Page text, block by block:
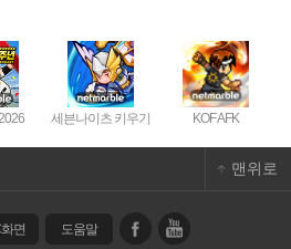
수 있도록 도와주실거죠?
돼요!
하게 살수 있도록 예쁘게 꾸며주세요!
험해보는건 어때요?
하는 재미도 느껴보세요!
세븐나이츠 키우기 KOF AFK
맨위로
면 도움말